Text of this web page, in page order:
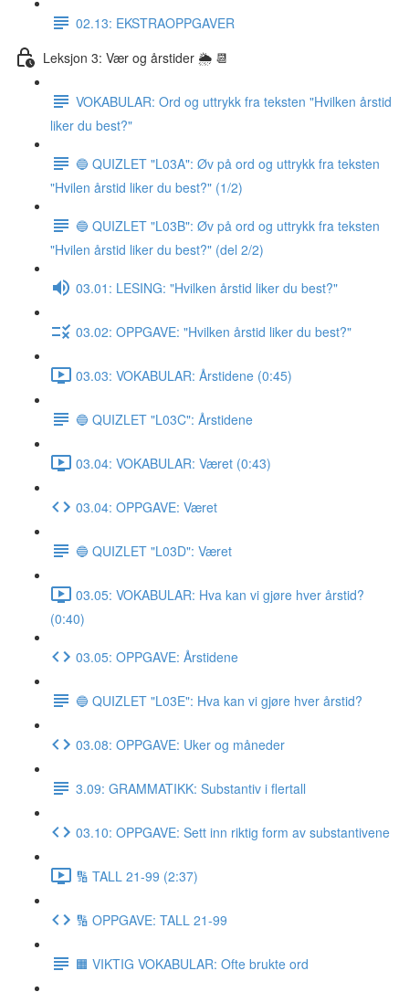
02.13: EKSTRAOPPGAVER
Leksjon 3: Vær og årstider 🌦 📆
VOKABULAR: Ord og uttrykk fra teksten "Hvilken årstid
liker du best?"
🔵 QUIZLET "L03A": Øv på ord og uttrykk fra teksten
"Hvilen årstid liker du best?" (1/2)
🔵 QUIZLET "L03B": Øv på ord og uttrykk fra teksten
"Hvilen årstid liker du best?" (del 2/2)
03.01: LESING: "Hvilken årstid liker du best?"
03.02: OPPGAVE: "Hvilken årstid liker du best?"
03.03: VOKABULAR: Årstidene (0:45)
🔵 QUIZLET "L03C": Årstidene
03.04: VOKABULAR: Været (0:43)
03.04: OPPGAVE: Været
🔵 QUIZLET "L03D": Været
03.05: VOKABULAR: Hva kan vi gjøre hver årstid?
(0:40)
03.05: OPPGAVE: Årstidene
🔵 QUIZLET "L03E": Hva kan vi gjøre hver årstid?
03.08: OPPGAVE: Uker og måneder
3.09: GRAMMATIKK: Substantiv i flertall
03.10: OPPGAVE: Sett inn riktig form av substantivene
🔢 TALL 21-99 (2:37)
🔢 OPPGAVE: TALL 21-99
🟧 VIKTIG VOKABULAR: Ofte brukte ord